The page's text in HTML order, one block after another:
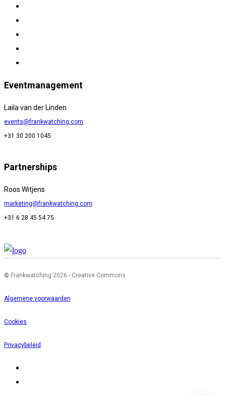
Eventmanagement
Laila van der Linden
events@frankwatching.com
+31 30 200 1045
Partnerships
Roos Witjens
marketing@frankwatching.com
+31 6 28 45 54 75
© Frankwatching 2026 - Creative Commons
Algemene voorwaarden
Cookies
Privacybeleid